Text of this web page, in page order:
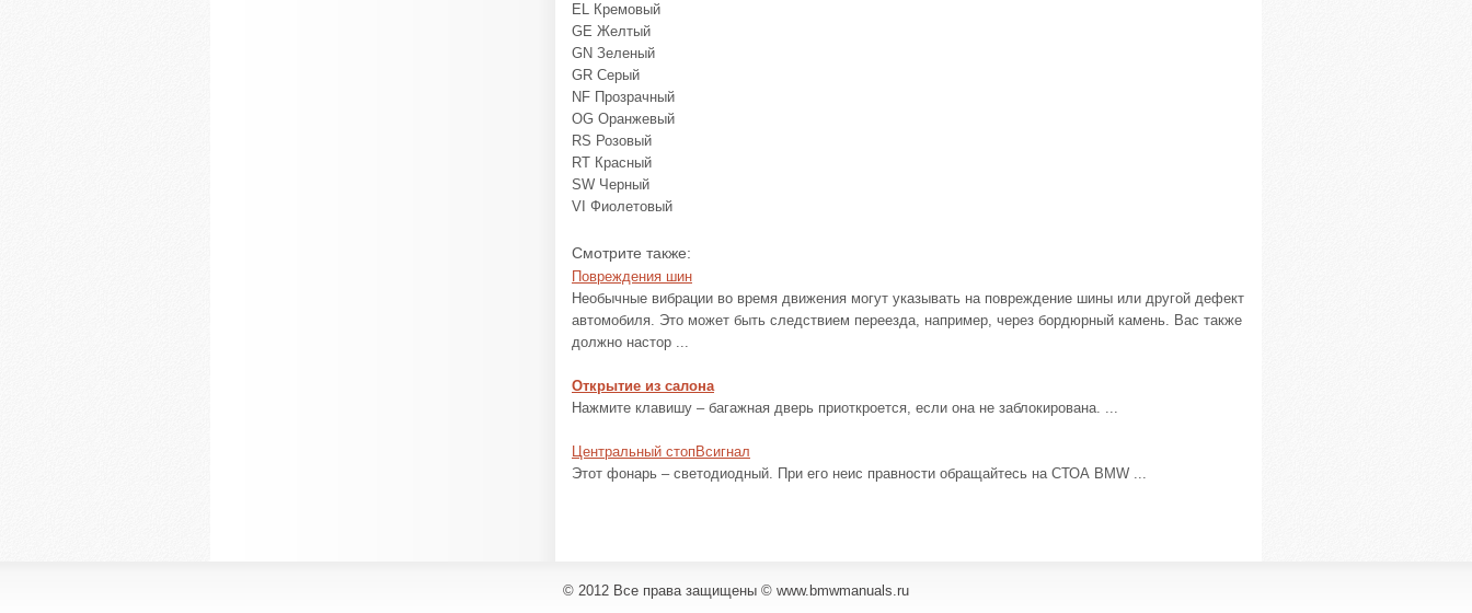
EL Кремовый
GE Желтый
GN Зеленый
GR Серый
NF Прозрачный
OG Оранжевый
RS Розовый
RT Красный
SW Черный
VI Фиолетовый
Смотрите также:
Повреждения шин
Необычные вибрации во время движения могут указывать на повреждение шины или другой дефект
автомобиля. Это может быть следствием переезда, например, через бордюрный камень. Вас также
должно настор ...
Открытие из салона
Нажмите клавишу – багажная дверь приоткроется, если она не заблокирована. ...
Центральный стопBсигнал
Этот фонарь – светодиодный. При его неис правности обращайтесь на СТОА BMW ...
© 2012 Все права защищены © www.bmwmanuals.ru